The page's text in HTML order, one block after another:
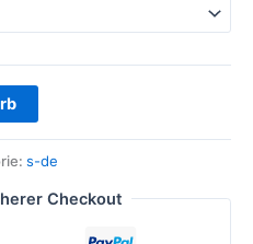
s-de
Checkout